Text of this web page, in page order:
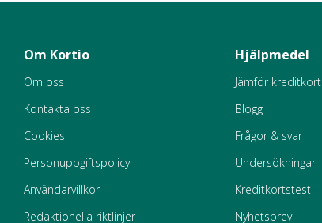
Om Kortio
Om oss
Kontakta oss
Cookies
Personuppgiftspolicy
Användarvillkor
Redaktionella riktlinjer
Hjälpmedel
Jämför kreditkort
Blogg
Frågor & svar
Undersökningar
Kreditkortstest
Nyhetsbrev